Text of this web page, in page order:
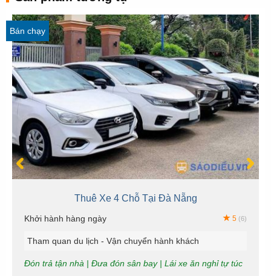
Bán chạy
Thuê Xe 4 Chỗ Tại Đà Nẵng
Khởi hành hàng ngày 5 (6)
Tham quan du lịch - Vận chuyển hành khách
Đón trả tận nhà | Đưa đón sân bay | Lái xe ăn nghỉ tự túc